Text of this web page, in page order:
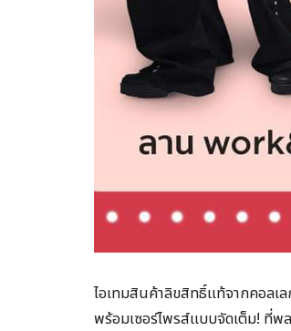
ไอเทมสินค้าลิขสิทธิ์แท้จากคอลเ
พร้อมเซอร์ไพรส์แบบจัดเต็ม! ที่พ